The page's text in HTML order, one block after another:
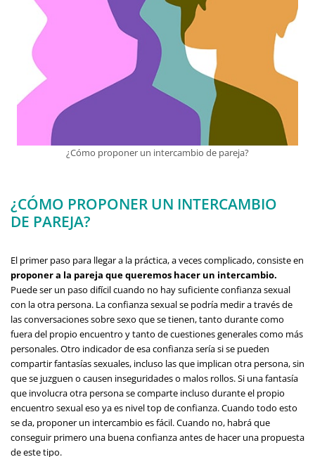
¿Cómo proponer un intercambio de pareja?
¿CÓMO PROPONER UN INTERCAMBIO
DE PAREJA?
El primer paso para llegar a la práctica, a veces complicado, consiste en
proponer a la pareja que queremos hacer un intercambio.
Puede ser un paso difícil cuando no hay suficiente confianza sexual
con la otra persona. La confianza sexual se podría medir a través de
las conversaciones sobre sexo que se tienen, tanto durante como
fuera del propio encuentro y tanto de cuestiones generales como más
personales. Otro indicador de esa confianza sería si se pueden
compartir fantasías sexuales, incluso las que implican otra persona, sin
que se juzguen o causen inseguridades o malos rollos. Si una fantasía
que involucra otra persona se comparte incluso durante el propio
encuentro sexual eso ya es nivel top de confianza. Cuando todo esto
se da, proponer un intercambio es fácil. Cuando no, habrá que
conseguir primero una buena confianza antes de hacer una propuesta
de este tipo.